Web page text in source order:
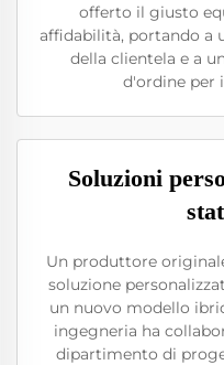
offerto il giusto
affidabilità, portando a
della clientela e a
d'ordine per
Soluzioni
Un produttore
soluzione
un nuovo modello
ingegneria ha
dipartimento di